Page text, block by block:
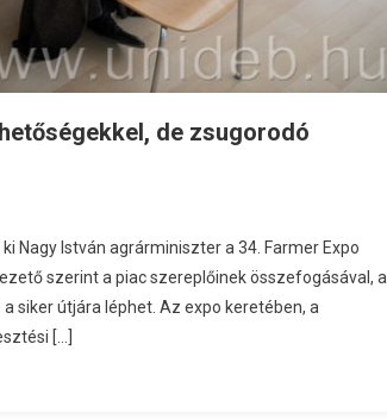
de zsugorodó
Nagy István agrárminiszter a 34. Farmer Expo
szerint a piac szereplőinek összefogásával, a
siker útjára léphet. Az expo keretében, a
[…]